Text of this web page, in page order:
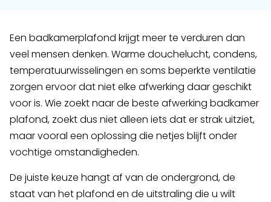
Een badkamerplafond krijgt meer te verduren dan
veel mensen denken. Warme douchelucht, condens,
temperatuurwisselingen en soms beperkte ventilatie
zorgen ervoor dat niet elke afwerking daar geschikt
voor is. Wie zoekt naar de beste afwerking badkamer
plafond, zoekt dus niet alleen iets dat er strak uitziet,
maar vooral een oplossing die netjes blijft onder
vochtige omstandigheden.
De juiste keuze hangt af van de ondergrond, de
staat van het plafond en de uitstraling die u wilt